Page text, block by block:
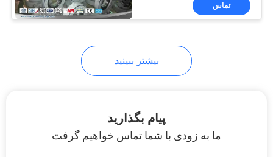
Carbon Steel
تماس
بیشتر ببینید
پیام بگذارید
ما به زودی با شما تماس خواهیم گرفت